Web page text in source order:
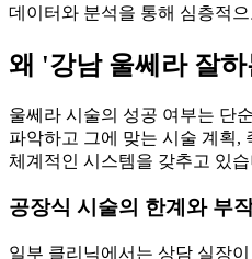
데이터와 분석을 통해 심층적
왜 '강남 울쎄라 잘
울쎄라 시술의 성공 여부는 단
파악하고 그에 맞는 시술 계획,
체계적인 시스템을 갖추고 있
공장식 시술의 한계와 부
일부 클리닉에서는 상담 실장